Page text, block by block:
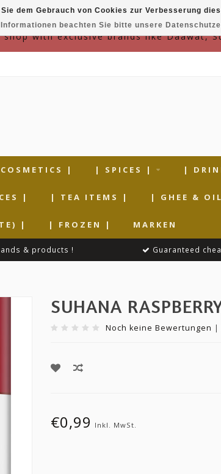
with exclusive brands like Daawat,
| | SPICES | |
| | TEA ITEMS | | GHEE &
| | FROZEN | MARKEN
& products ! Guaranteed
SUHANA
Noch keine Bewertungen |
€0,99 Inkl. MwSt.
dem Gebrauch von Cookies zur Verbesserung
beachten Sie bitte unsere